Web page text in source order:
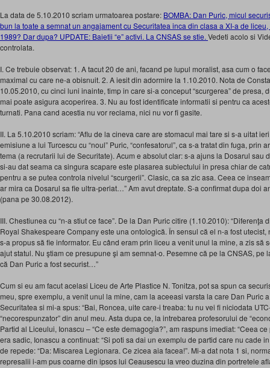
La data de 5.10.2010 scriam urmatoarea postare: BOMBA: Dan Puric, micul
bun la toate a semnat un angajament cu Securitatea inca din clasa a XI-a de
1989? Dar dupa? UPDATE: Baietii “e” activi. La CNSAS se stie. Vedeti acolo si
controlata.
I. Ce trebuie observat: 1. A tacut 20 de ani, facand pe lupul moralist, asa cum o
maximal cu care ne-a obisnuit. 2. A iesit din adormire la 1.10.2010. Nota de
10.05.2010, cu cinci luni inainte, timp in care si-a conceput “scurgerea” de presa,
mai poate asigura acoperirea. 3. Nu au fost identificate informatii si pentru ca
turnati. Pana cand acestia nu vor reclama, nici nu vor fi gasite.
II. La 5.10.2010 scriam: “Aflu de la cineva care are stomacul mai tare si s-a uitat
emisiune a lui Turcescu cu “noul” Puric, “confesatorul”, ca s-a tratat din fuga, prin
tema (a recrutarii lui de Securitate). Acum e absolut clar: s-a ajuns la Dosarul sau
si-au dat seama ca singura scapare este plasarea subiectului in presa chiar de
pentru a se putea controla nivelul “scurgerii”. Clasic, ca sa zic asa. Ceea ce
ar mira ca Dosarul sa fie ultra-periat…” Am avut dreptate. S-a confirmat dupa doi
(pana pe 30.08.2012).
III. Chestiunea cu “n-a stiut ce face”. De la Dan Puric citire (1.10.2010): “Diferenţa
Royal Shakespeare Company este una ontologică. În sensul că el n-a fost
s-a propus să fie informator. Eu când eram prin liceu a venit unul la mine, a zis să
ajut statul. Nu ştiam ce presupune şi am semnat-o. Pesemne că pe la CNSAS, pe
că Dan Puric a fost securist…”
Cum si eu am facut acelasi Liceu de Arte Plastice N. Tonitza, pot sa spun ca
meu, spre exemplu, a venit unul la mine, cam la aceeasi varsta la care Dan Puric
Securitatea si mi-a spus: “Bai, Roncea, uite care-i treaba: tu nu vei fi niciodata
“necorespunzator” din anul meu. Asta dupa ce, la intrebarea profesorului de
Partid al Liceului, Ionascu – “Ce este demagogia?”, am raspuns imediat: “Ceea
era sadic, Ionascu a continuat: “Si poti sa dai un exemplu de partid care nu cade
de repede: “Da: Miscarea Legionara. Ce zicea aia facea!”. Mi-a dat nota 1 si,
represalii i-am pus coarne din ipsos lui Ceausescu la vreo duzina din portretele